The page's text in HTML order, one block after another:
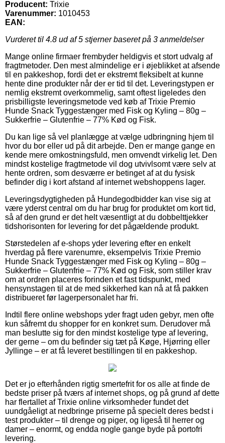
Producent: Trixie
Varenummer: 1010453
EAN:
Vurderet til 4.8 ud af 5 stjerner baseret på 3 anmeldelser
Mange online firmaer frembyder heldigvis et stort udvalg af
fragtmetoder. Den mest almindelige er i øjeblikket at afsende
til en pakkeshop, fordi det er ekstremt fleksibelt at kunne
hente dine produkter når der er tid til det. Leveringstypen er
nemlig ekstremt overkommelig, samt oftest ligeledes den
prisbilligste leveringsmetode ved køb af Trixie Premio
Hunde Snack Tyggestænger med Fisk og Kyling – 80g –
Sukkerfrie – Glutenfrie – 77% Kød og Fisk.
Du kan lige så vel planlægge at vælge udbringning hjem til
hvor du bor eller ud på dit arbejde. Den er mange gange en
kende mere omkostningsfuld, men omvendt virkelig let. Den
mindst kostelige fragtmetode vil dog utvivlsomt være selv at
hente ordren, som desværre er betinget af at du fysisk
befinder dig i kort afstand af internet webshoppens lager.
Leveringsdygtigheden på Hundegodbidder kan vise sig at
være yderst central om du har brug for produktet om kort tid,
så af den grund er det helt væsentligt at du dobbelttjekker
tidshorisonten for levering for det pågældende produkt.
Størstedelen af e-shops yder levering efter en enkelt
hverdag på flere varenumre, eksempelvis Trixie Premio
Hunde Snack Tyggestænger med Fisk og Kyling – 80g –
Sukkerfrie – Glutenfrie – 77% Kød og Fisk, som stiller krav
om at ordren placeres forinden et fast tidspunkt, med
hensynstagen til at de med sikkerhed kan nå at få pakken
distribueret før lagerpersonalet har fri.
Indtil flere online webshops yder fragt uden gebyr, men ofte
kun såfremt du shopper for en konkret sum. Derudover må
man beslutte sig for den mindst kostelige type af levering,
der gerne – om du befinder sig tæt på Køge, Hjørring eller
Jyllinge – er at få leveret bestillingen til en pakkeshop.
Det er jo efterhånden rigtig smertefrit for os alle at finde de
bedste priser på tværs af internet shops, og på grund af dette
har flertallet af Trixie online virksomheder fundet det
uundgåeligt at nedbringe priserne på specielt deres bedst i
test produkter – til drenge og piger, og ligeså til herrer og
damer – enormt, og endda nogle gange byde på portofri
levering.